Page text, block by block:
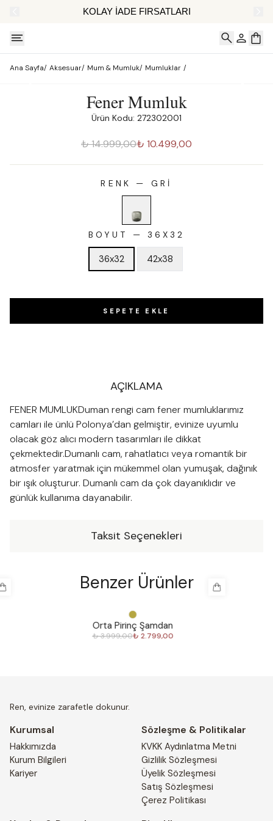
KOLAY İADE FIRSATLARI
Ana Sayfa/ Aksesuar/ Mum & Mumluk/ Mumluklar /
Fener Mumluk
Ürün Kodu: 272302001
₺ 14.999,00₺ 10.499,00
RENK — GRI
BOYUT — 36X32
36x32 42x38
SEPETE EKLE
AÇIKLAMA
FENER MUMLUKDuman rengi cam fener mumluklarımız
camları ile ünlü Polonya’dan gelmiştir, evinize uyumlu
olacak göz alıcı modern tasarımları ile dikkat
çekmektedir.Dumanlı cam, rahatlatıcı veya romantik bir
atmosfer yaratmak için mükemmel olan yumuşak, dağınık
bir ışık oluşturur. Dumanlı cam da çok dayanıklıdır ve
günlük kullanıma dayanabilir.
Taksit Seçenekleri
Benzer Ürünler
Orta Pirinç Şamdan
₺ 3.999,00₺ 2.799,00
Ren, evinize zarafetle dokunur.
Kurumsal
Hakkımızda
Kurum Bilgileri
Kariyer
Sözleşme & Politikalar
KVKK Aydınlatma Metni
Gizlilik Sözleşmesi
Üyelik Sözleşmesi
Satış Sözleşmesi
Çerez Politikası